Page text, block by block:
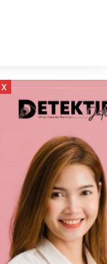
Pendamping
x